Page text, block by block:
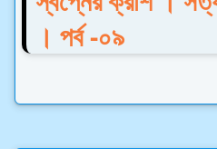
। পর্ব -০৯